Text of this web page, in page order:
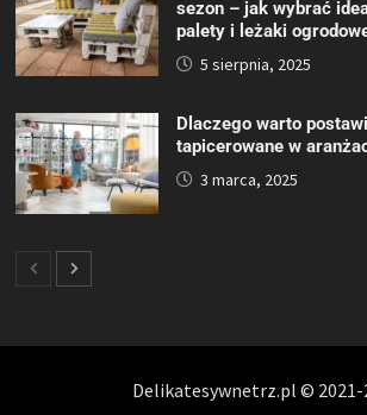
sezon – jak wybrać
palety i leżaki
5 sierpnia, 2025
Dlaczego warto
tapicerowane w
3 marca, 2025
Delikatesywnetrz.pl © 2021-